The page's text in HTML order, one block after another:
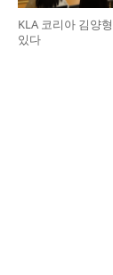
KLA 코리아 김양
있다